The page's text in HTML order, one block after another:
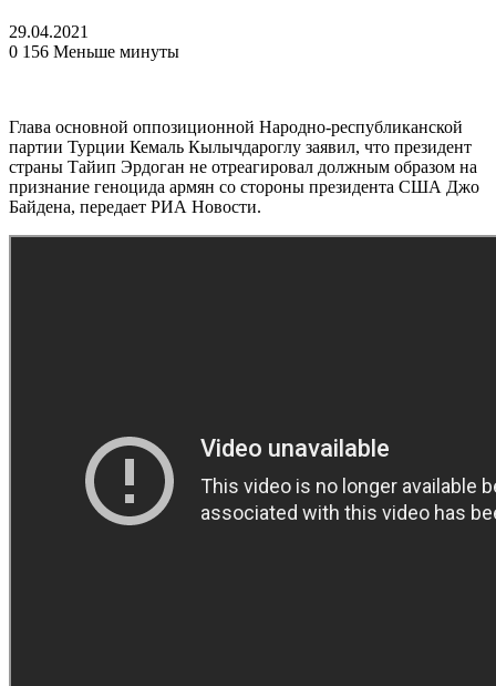
29.04.2021
0 156 Меньше минуты
Глава основной оппозиционной Народно-республиканской
партии Турции Кемаль Кылычдароглу заявил, что президент
страны Тайип Эрдоган не отреагировал должным образом на
признание геноцида армян со стороны президента США Джо
Байдена, передает РИА Новости.